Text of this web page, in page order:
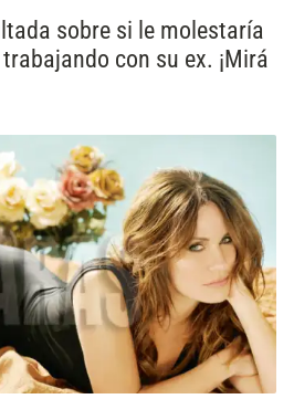
sobre si le molestaría
con su ex. ¡Mirá